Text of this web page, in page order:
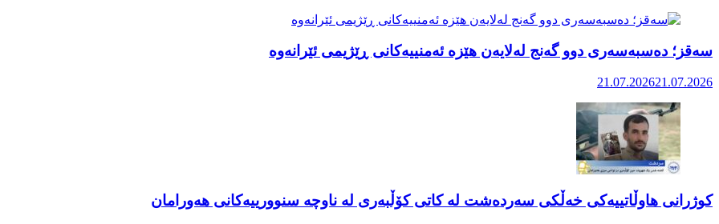
سەقز؛ دەسبەسەری دوو گەنج لەلایەن هێزە ئەمنییەکانی ڕێژیمی ئێرانەوە
21.07.202621.07.2026
کوژرانی هاوڵاتییەکی خەڵکی سەردەشت لە کاتی کۆڵبەری لە ناوچە سنوورییەکانی هەورامان